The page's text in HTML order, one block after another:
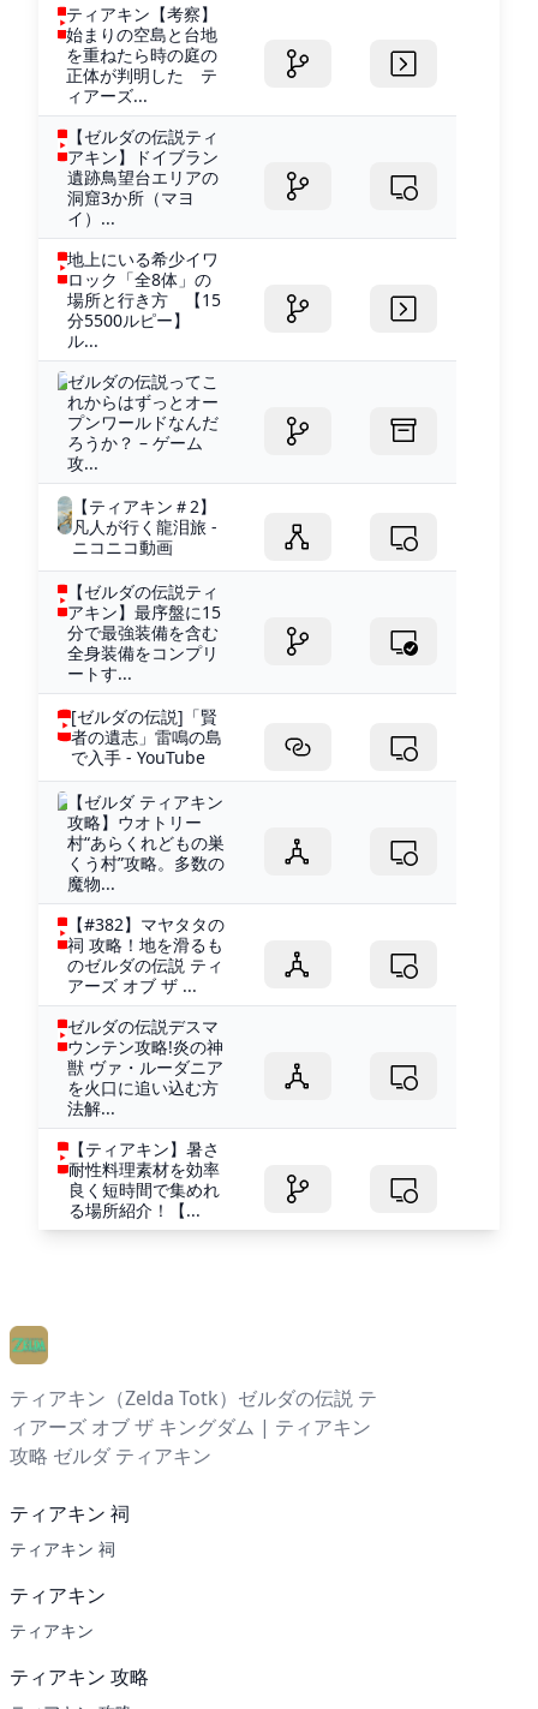
ティアキン【考察】
始まりの空島と台地
を重ねたら時の庭の
正体が判明した テ
ィアーズ...
【ゼルダの伝説ティ
アキン】ドイブラン
遺跡鳥望台エリアの
洞窟3か所（マヨ
イ）...
地上にいる希少イワ
ロック「全8体」の
場所と行き方 【15
分5500ルピー】
ル...
ゼルダの伝説ってこ
れからはずっとオー
プンワールドなんだ
ろうか？ – ゲーム
攻...
【ティアキン＃2】
凡人が行く龍泪旅 -
ニコニコ動画
【ゼルダの伝説ティ
アキン】最序盤に15
分で最強装備を含む
全身装備をコンプリ
ートす...
[ゼルダの伝説]「賢
者の遺志」雷鳴の島
で入手 - YouTube
【ゼルダ ティアキン
攻略】ウオトリー
村“あらくれどもの巣
くう村”攻略。多数の
魔物...
【#382】マヤタタの
祠 攻略！地を滑るも
のゼルダの伝説 ティ
アーズ オブ ザ ...
ゼルダの伝説デスマ
ウンテン攻略!炎の神
獣 ヴァ・ルーダニア
を火口に追い込む方
法解...
【ティアキン】暑さ
耐性料理素材を効率
良く短時間で集めれ
る場所紹介！【...
ティアキン（Zelda Totk）ゼルダの伝説 テ
ィアーズ オブ ザ キングダム | ティアキン
攻略 ゼルダ ティアキン
ティアキン 祠
ティアキン 祠
ティアキン
ティアキン
ティアキン 攻略